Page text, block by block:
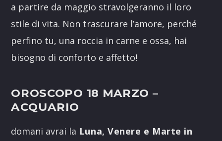
a partire da maggio stravolgeranno il loro
stile di vita. Non trascurare l’amore, perché
perfino tu, una roccia in carne e ossa, hai
bisogno di conforto e affetto!
OROSCOPO 18 MARZO –
ACQUARIO
domani avrai la Luna, Venere e Marte in